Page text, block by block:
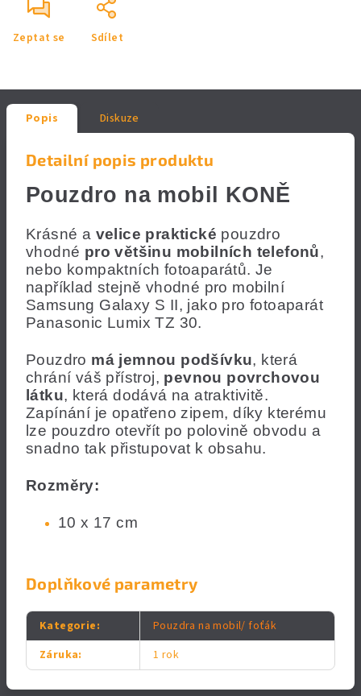
Zeptat se Sdílet
Popis Diskuze
Detailní popis produktu
Pouzdro na mobil KONĚ
Krásné a velice praktické pouzdro
vhodné pro většinu mobilních telefonů,
nebo kompaktních fotoaparátů. Je
například stejně vhodné pro mobilní
Samsung Galaxy S II, jako pro fotoaparát
Panasonic Lumix TZ 30.
Pouzdro má jemnou podšívku, která
chrání váš přístroj, pevnou povrchovou
látku, která dodává na atraktivitě.
Zapínání je opatřeno zipem, díky kterému
lze pouzdro otevřít po polovině obvodu a
snadno tak přistupovat k obsahu.
Rozměry:
10 x 17 cm
Doplňkové parametry
Kategorie:
Pouzdra na mobil/ foťák
Záruka: 1 rok